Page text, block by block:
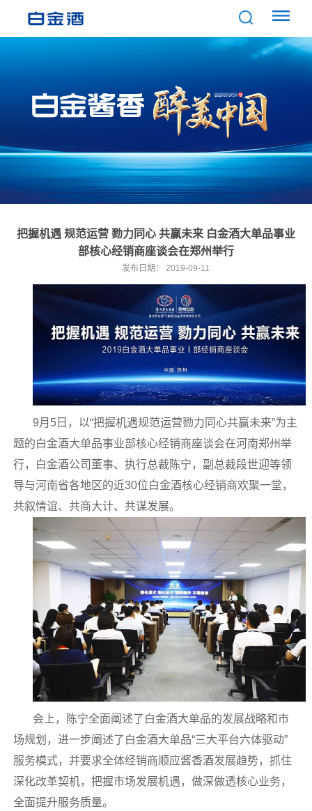
把​握机遇 规范运营 勠力同心 共赢未来 白金酒大单品事业
部核心经销商座谈会在郑州举行
发布日期： 2019-09-11
9月5日，以“把握机遇规范运营勠力同心共赢未来”为主
题的白金酒大单品事业部核心经销商座谈会在河南郑州举
行，白金酒公司董事、执行总裁陈宁，副总裁段世迎等领
导与河南省各地区的近30位白金酒核心经销商欢聚一堂，
共叙情谊、共商大计、共谋发展。
会上，陈宁全面阐述了白金酒大单品的发展战略和市
场规划，进一步阐述了白金酒大单品“三大平台六体驱动”
服务模式，并要求全体经销商顺应酱香酒发展趋势，抓住
深化改革契机，把握市场发展机遇，做深做透核心业务，
全面提升服务质量。